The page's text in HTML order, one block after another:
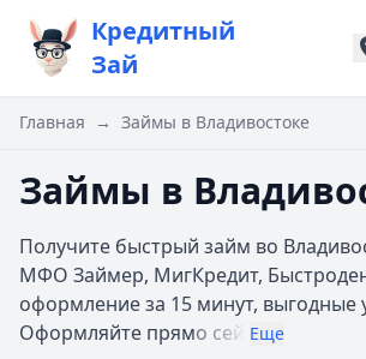
Кредитный
Зай
ББ
Главная → Займы в Владивостоке
Займы в
Получите быстрый займ во
МФО Займер, МигКредит,
оформление за 15 минут, выгодные
Оформляйте прямо сей Еще